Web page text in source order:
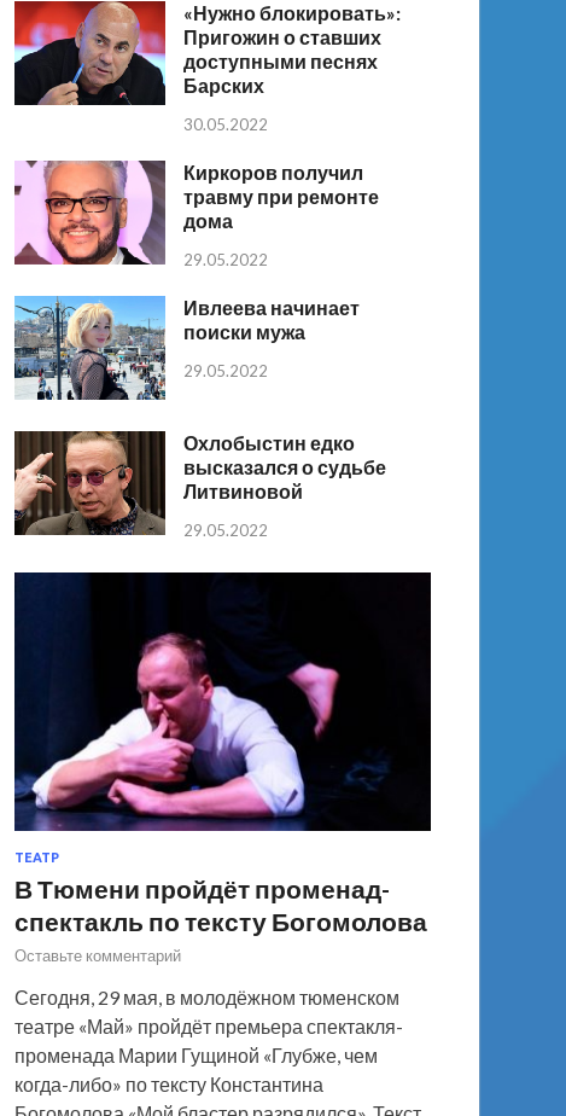
«Нужно блокировать»:
Пригожин о ставших
доступными песнях
Барских
30.05.2022
Киркоров получил
травму при ремонте
дома
29.05.2022
Ивлеева начинает
поиски мужа
29.05.2022
Охлобыстин едко
высказался о судьбе
Литвиновой
29.05.2022
ТЕАТР
В Тюмени пройдёт променад-
спектакль по тексту Богомолова
Оставьте комментарий
Сегодня, 29 мая, в молодёжном тюменском
театре «Май» пройдёт премьера спектакля-
променада Марии Гущиной «Глубже, чем
когда-либо» по тексту Константина